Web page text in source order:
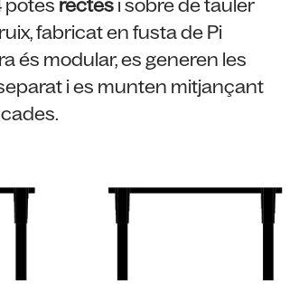
potes rectes i sobre de tauler
fabricat en fusta de Pi
és modular, es generen les
i es munten mitjançant